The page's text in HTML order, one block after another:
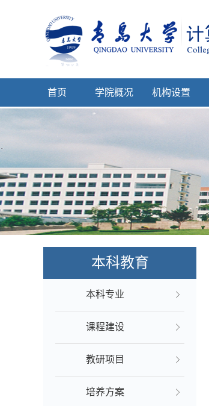
首页 学院概况 机构设置
本科教育
本科专业
课程建设
教研项目
培养方案